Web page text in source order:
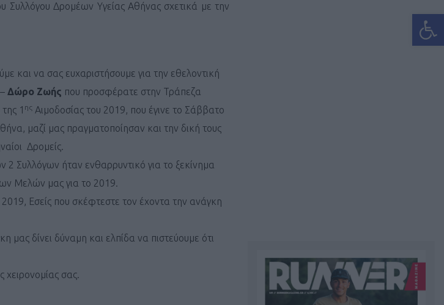
Συλλόγου Δρομέων Υγείας Αθήνας σχετικά με την
και να σας ευχαριστήσουμε για την εθελοντική
Δώρο Ζωής που προσφέρατε στην Τράπεζα
1 ης Αιμοδοσίας του 2019, που έγινε το Σάββατο
μαζί μας πραγματοποίησαν και την δική τους
Δρομείς.
Συλλόγων ήταν ενθαρρυντικό για το ξεκίνημα
Μελών μας για το 2019.
Εσείς που σκέφτεστε τον έχοντα την ανάγκη
δίνει δύναμη και ελπίδα να πιστεύουμε ότι
σας.